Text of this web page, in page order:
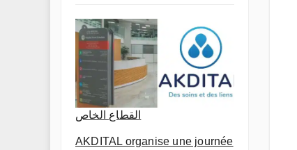
القطاع الخاص
AKDITAL organise une journée